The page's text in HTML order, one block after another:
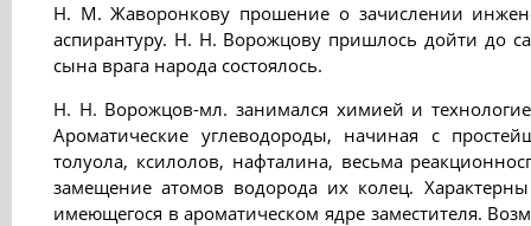
Н. М. Жаворонкову прошение о зачислении
аспирантуру. Н. Н. Ворожцову пришлось дойти до
сына врага народа состоялось.
Н. Н. Ворожцов-мл. занимался химией и
Ароматические углеводороды, начиная с
толуола, ксилолов, нафталина, весьма
замещение атомов водорода их колец.
имеющегося в ароматическом ядре заместителя.